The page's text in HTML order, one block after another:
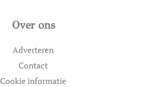
Over ons
Adverteren
Contact
Cookie informatie